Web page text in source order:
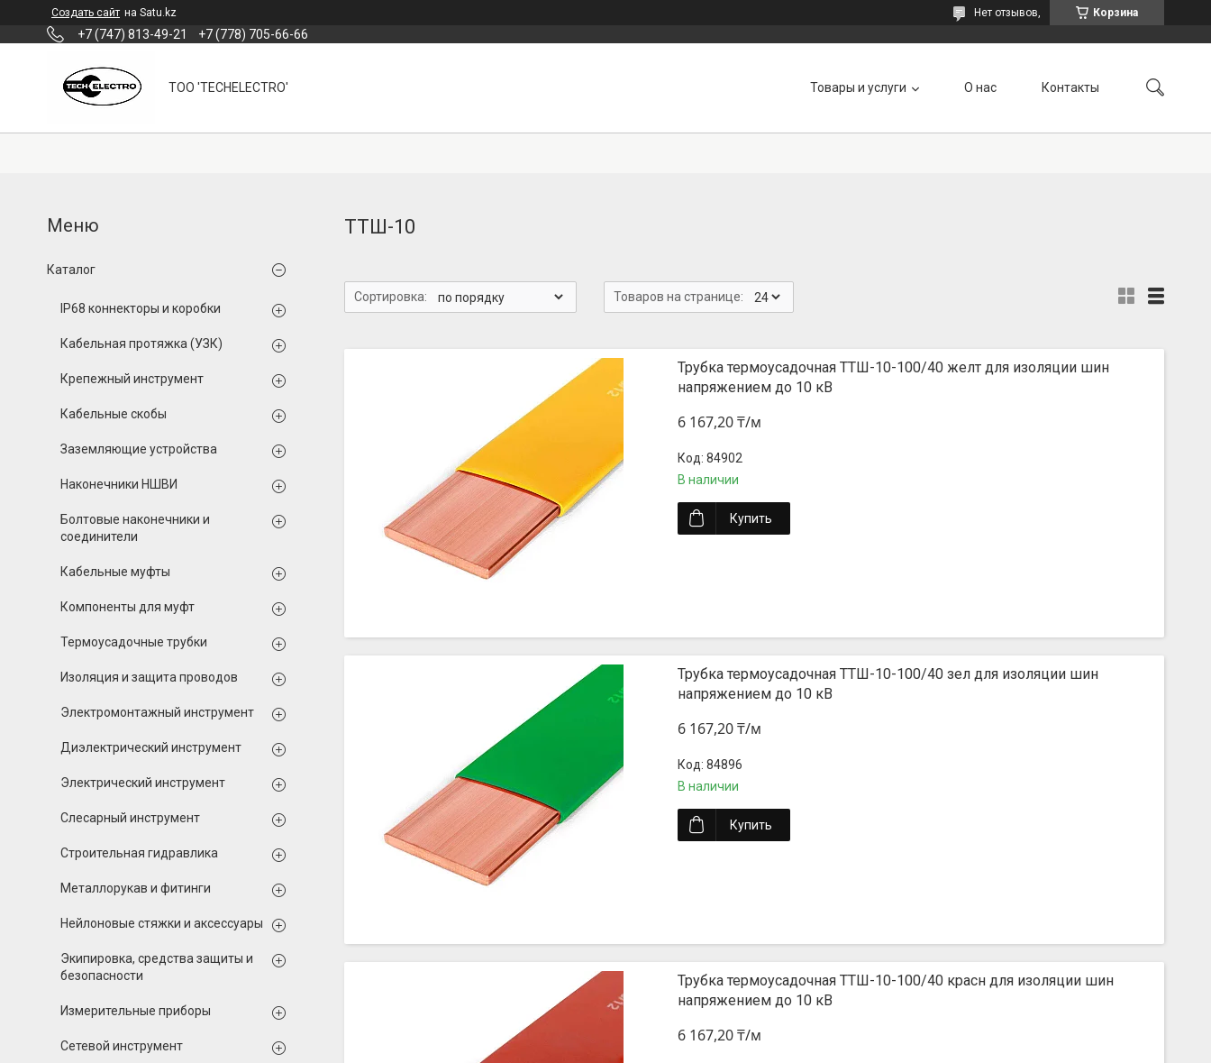
Создать сайт на Satu.kz Корзина
Нет отзывов,
+7 (747) 813-49-21 +7 (778) 705-66-66
ТОО 'TECHELECTRO' Товары и услуги О нас Контакты
ТТШ-10
Трубка термоусадочная ТТШ-10-100/40 желт для изоляции шин
напряжением до 10 кВ
6 167,20 ₸/м
84902
В наличии
Купить
Трубка термоусадочная ТТШ-10-100/40 зел для изоляции шин
напряжением до 10 кВ
6 167,20 ₸/м
84896
В наличии
Купить
Трубка термоусадочная ТТШ-10-100/40 красн для изоляции шин
напряжением до 10 кВ
6 167,20 ₸/м
Каталог
IP68 коннекторы и коробки
Кабельная протяжка (УЗК)
Крепежный инструмент
Кабельные скобы
Заземляющие устройства
Наконечники НШВИ
Болтовые наконечники и
соединители
Кабельные муфты
Компоненты для муфт
Термоусадочные трубки
Изоляция и защита проводов
Электромонтажный инструмент
Диэлектрический инструмент
Электрический инструмент
Слесарный инструмент
Строительная гидравлика
Металлорукав и фитинги
Нейлоновые стяжки и аксессуары
Экипировка, средства защиты и
безопасности
Измерительные приборы
Сетевой инструмент